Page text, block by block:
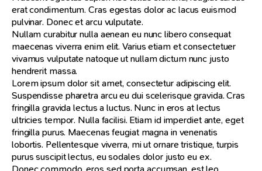
erat condimentum. Cras egestas dolor ac lacus euismod
pulvinar. Donec et arcu vulputate.
Nullam curabitur nulla aenean eu nunc libero consequat
maecenas viverra enim elit. Varius etiam et consectetuer
vivamus vulputate natoque ut nullam dictum nunc justo
hendrerit massa.
Lorem ipsum dolor sit amet, consectetur adipiscing elit.
Suspendisse pharetra arcu eu dui scelerisque gravida. Cras
fringilla gravida lectus a luctus. Nunc in eros at lectus
ultricies tempor. Nulla facilisi. Etiam id imperdiet ante, eget
fringilla purus. Maecenas feugiat magna in venenatis
lobortis. Pellentesque viverra, mi ut ornare tristique, turpis
purus suscipit lectus, eu sodales dolor justo eu ex.